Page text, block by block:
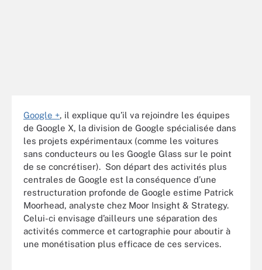
Google +, il explique qu’il va rejoindre les équipes
de Google X, la division de Google spécialisée dans
les projets expérimentaux (comme les voitures
sans conducteurs ou les Google Glass sur le point
de se concrétiser). Son départ des activités plus
centrales de Google est la conséquence d’une
restructuration profonde de Google estime Patrick
Moorhead, analyste chez Moor Insight & Strategy.
Celui-ci envisage d’ailleurs une séparation des
activités commerce et cartographie pour aboutir à
une monétisation plus efficace de ces services.